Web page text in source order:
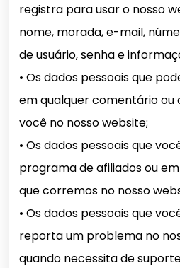
registra para usar o nosso
nome, morada, e-mail,
de usuário, senha e
• Os dados pessoais que
em qualquer comentário ou
você no nosso website;
• Os dados pessoais que
programa de afiliados ou
que corremos no nosso
• Os dados pessoais que
reporta um problema no
quando necessita de